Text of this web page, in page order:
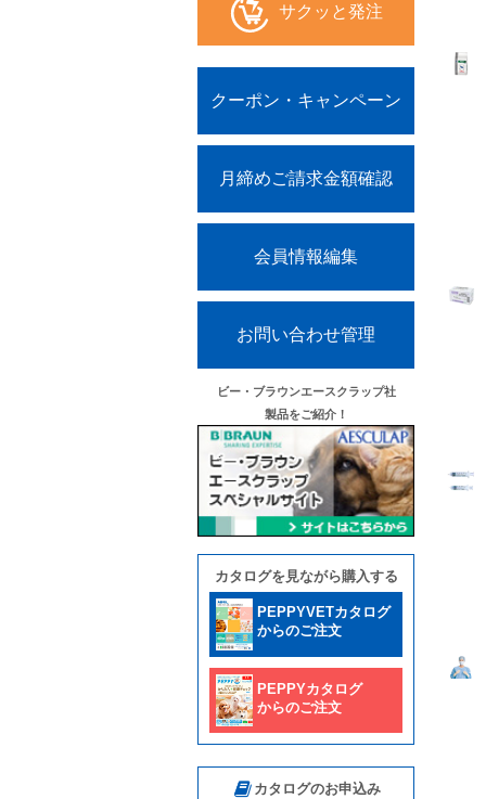
サクッと発注
クーポン・キャンペーン
月締めご請求金額確認
会員情報編集
お問い合わせ管理
ビー・ブラウンエースクラップ社
製品をご紹介！
カタログを見ながら購入する
PEPPYVETカタログ
からのご注文
PEPPYカタログ
からのご注文
カタログのお申込み